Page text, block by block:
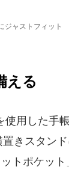
ジャストフィット
える
用した手
きスタン
トポケット